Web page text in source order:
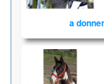
a